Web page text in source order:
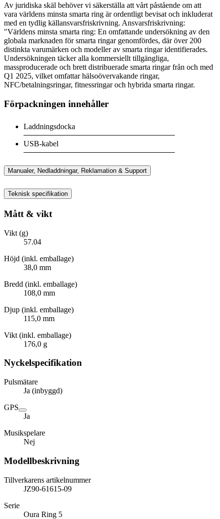
Av juridiska skäl behöver vi säkerställa att vårt påstående om att
vara världens minsta smarta ring är ordentligt bevisat och inkluderat
med en tydlig källansvarsfriskrivning. Ansvarsfriskrivning:
"Världens minsta smarta ring: En omfattande undersökning av den
globala marknaden för smarta ringar genomfördes, där över 200
distinkta varumärken och modeller av smarta ringar identifierades.
Undersökningen täcker alla kommersiellt tillgängliga,
massproducerade och brett distribuerade smarta ringar från och med
Q1 2025, vilket omfattar hälsoövervakande ringar,
NFC/betalningsringar, fitnessringar och hybrida smarta ringar.
Förpackningen innehåller
Laddningsdocka
USB-kabel
Manualer, Nedladdningar, Reklamation & Support
Teknisk specifikation
Mått & vikt
Vikt (g)
57.04
Höjd (inkl. emballage)
38,0 mm
Bredd (inkl. emballage)
108,0 mm
Djup (inkl. emballage)
115,0 mm
Vikt (inkl. emballage)
176,0 g
Nyckelspecifikation
Pulsmätare
Ja (inbyggd)
GPS
Ja
Musikspelare
Nej
Modellbeskrivning
Tillverkarens artikelnummer
JZ90-61615-09
Serie
Oura Ring 5